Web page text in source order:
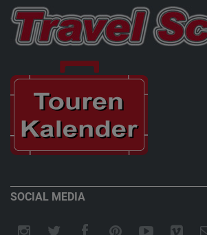
SOCIAL MEDIA